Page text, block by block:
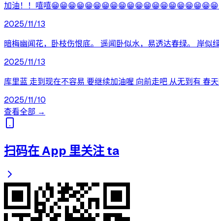
加油！！嘻嘻
2025/11/13
暗梅幽闻花，卧枝伤恨底。 遥闻卧似水，易透达春绿。 岸似
2025/11/13
库里蓝 走到现在不容易 要继续加油喔 向前走吧 从无到有 春
2025/11/10
查看全部 →
扫码在 App 里关注 ta